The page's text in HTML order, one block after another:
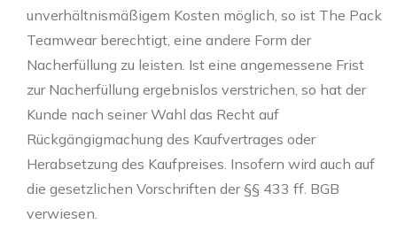
unverhältnismäßigem Kosten möglich, so ist The Pack
Teamwear berechtigt, eine andere Form der
Nacherfüllung zu leisten. Ist eine angemessene Frist
zur Nacherfüllung ergebnislos verstrichen, so hat der
Kunde nach seiner Wahl das Recht auf
Rückgängigmachung des Kaufvertrages oder
Herabsetzung des Kaufpreises. Insofern wird auch auf
die gesetzlichen Vorschriften der §§ 433 ff. BGB
verwiesen.